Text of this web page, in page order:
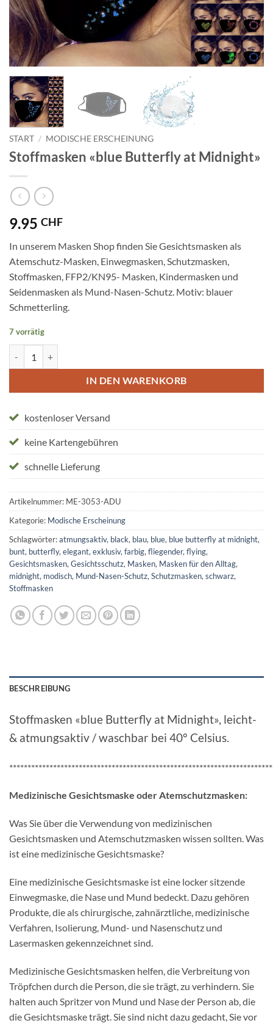
START / MODISCHE ERSCHEINUNG
Stoffmasken «blue Butterfly at Midnight»
9.95 CHF
In unserem Masken Shop finden Sie Gesichtsmasken als
Atemschutz-Masken, Einwegmasken, Schutzmasken,
Stoffmasken, FFP2/KN95- Masken, Kindermasken und
Seidenmasken als Mund-Nasen-Schutz. Motiv: blauer
Schmetterling.
7 vorrätig
IN DEN WARENKORB
kostenloser Versand
keine Kartengebühren
schnelle Lieferung
Artikelnummer: ME-3053-ADU
Kategorie: Modische Erscheinung
Schlagwörter:atmungsaktiv, black, blau, blue, blue butterfly at midnight,
bunt, butterfly, elegant, exklusiv, farbig, fliegender, flying,
Gesichtsmasken, Gesichtsschutz, Masken, Masken für den Alltag,
midnight, modisch, Mund-Nasen-Schutz, Schutzmasken, schwarz,
Stoffmasken
BESCHREIBUNG
Stoffmasken «blue Butterfly at Midnight», leicht-
& atmungsaktiv / waschbar bei 40° Celsius.
Medizinische Gesichtsmaske oder Atemschutzmasken:
Was Sie über die Verwendung von medizinischen
Gesichtsmasken und Atemschutzmasken wissen sollten. Was
ist eine medizinische Gesichtsmaske?
Eine medizinische Gesichtsmaske ist eine locker sitzende
Einwegmaske, die Nase und Mund bedeckt. Dazu gehören
Produkte, die als chirurgische, zahnärztliche, medizinische
Verfahren, Isolierung, Mund- und Nasenschutz und
Lasermasken gekennzeichnet sind.
Medizinische Gesichtsmasken helfen, die Verbreitung von
Tröpfchen durch die Person, die sie trägt, zu verhindern. Sie
halten auch Spritzer von Mund und Nase der Person ab, die
die Gesichtsmaske trägt. Sie sind nicht dazu gedacht, Sie vor